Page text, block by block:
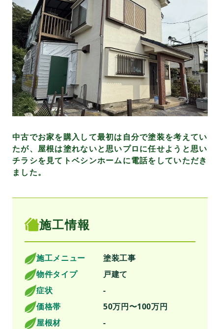
中古でお家を購入して最初は自分で塗装を考えてい
たが、屋根は塗れないと思いプロに任せようと思い
チラシを見てトベシンホームに電話をしていただき
ました。
施工情報
施工メニュー
塗装工事
物件タイプ
戸建て
症状
-
価格帯
50万円〜100万円
屋根材
-